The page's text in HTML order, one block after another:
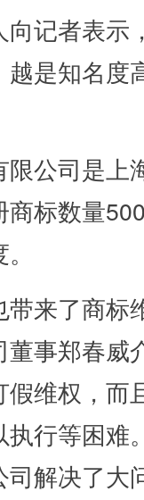
记者表示
是知名度
公司是上
标数量
来了商标
事郑春威
维权，而
行等困难
解决了大